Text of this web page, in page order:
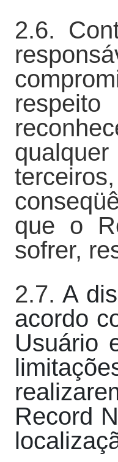
2.6.
que o
sofrer,
2.7. A
acordo
Usuário
Record